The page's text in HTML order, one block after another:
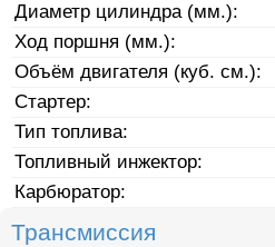
Диаметр цилиндра (мм.):
Ход поршня (мм.):
Объём двигателя (куб. см.):
Стартер:
Тип топлива:
Топливный инжектор:
Карбюратор:
Трансмиссия